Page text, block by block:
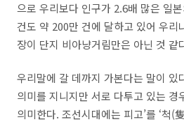
으로 우리보다 인구가 2.6배 많은 일본
건도 약 200만 건에 달하고 있어 우리
장이 단지 비아냥거림만은 아닌 것 같
우리말에 갈 데까지 가본다는 말이 있
의미를 지니지만 서로 다투고 있는 경
의미한다. 조선시대에는 피고’를 ‘척(隻